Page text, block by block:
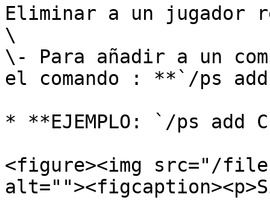
Eliminar a un jugador
\
\- Para añadir a un
el comando : **`/ps
* **EJEMPLO: `/ps add
<figure><img src="/files/